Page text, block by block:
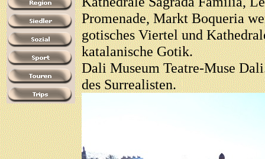
Promenade, Markt Boqueria
gotisches Viertel und
katalanische Gotik.
Dali Museum Teatre-Muse
des Surrealisten.